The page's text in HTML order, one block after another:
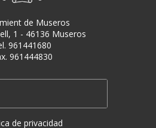
de Museros
1 - 46136 Museros
961441680
961444830
de privacidad